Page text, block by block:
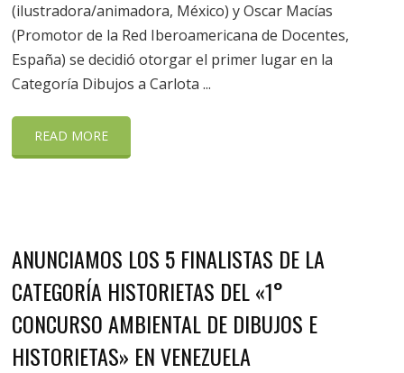
(ilustradora/animadora, México) y Oscar Macías
(Promotor de la Red Iberoamericana de Docentes,
España) se decidió otorgar el primer lugar en la
Categoría Dibujos a Carlota ...
READ MORE
ANUNCIAMOS LOS 5 FINALISTAS DE LA
CATEGORÍA HISTORIETAS DEL «1°
CONCURSO AMBIENTAL DE DIBUJOS E
HISTORIETAS» EN VENEZUELA